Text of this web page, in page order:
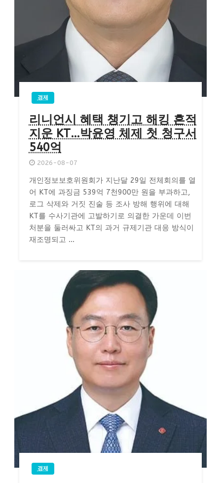
경제
리니언시 혜택 챙기고 해킹 흔적
지운 KT…박윤영 체제 첫 청구서
540억
2026-08-07
개인정보보호위원회가 지난달 29일 전체회의를 열
어 KT에 과징금 539억 7천900만 원을 부과하고,
로그 삭제와 거짓 진술 등 조사 방해 행위에 대해
KT를 수사기관에 고발하기로 의결한 가운데 이번
처분을 둘러싸고 KT의 과거 규제기관 대응 방식이
재조명되고 ...
경제